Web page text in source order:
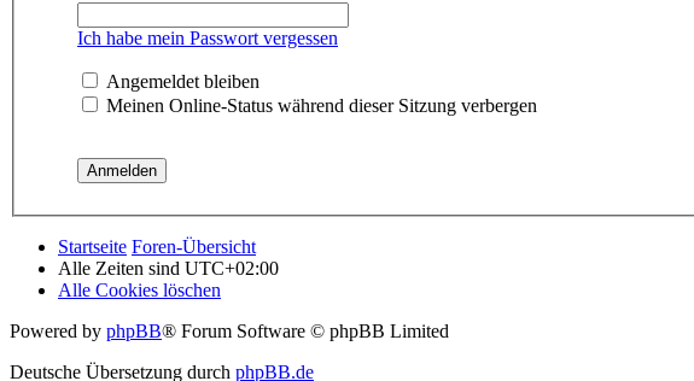
Ich habe mein Passwort vergessen
Angemeldet bleiben
Meinen Online-Status während dieser Sitzung verbergen
Startseite Foren-Übersicht
Alle Zeiten sind UTC+02:00
Alle Cookies löschen
Powered by phpBB® Forum Software © phpBB Limited
Deutsche Übersetzung durch phpBB.de